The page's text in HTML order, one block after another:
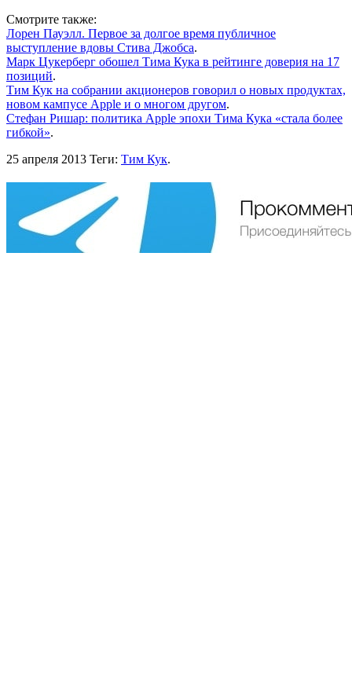
Смотрите также:
Лорен Пауэлл. Первое за долгое время публичное
выступление вдовы Стива Джобса.
Марк Цукерберг обошел Тима Кука в рейтинге доверия на 17
позиций.
Тим Кук на собрании акционеров говорил о новых продуктах,
новом кампусе Apple и о многом другом.
Стефан Ришар: политика Apple эпохи Тима Кука «стала более
гибкой».
25 апреля 2013 Теги: Тим Кук.